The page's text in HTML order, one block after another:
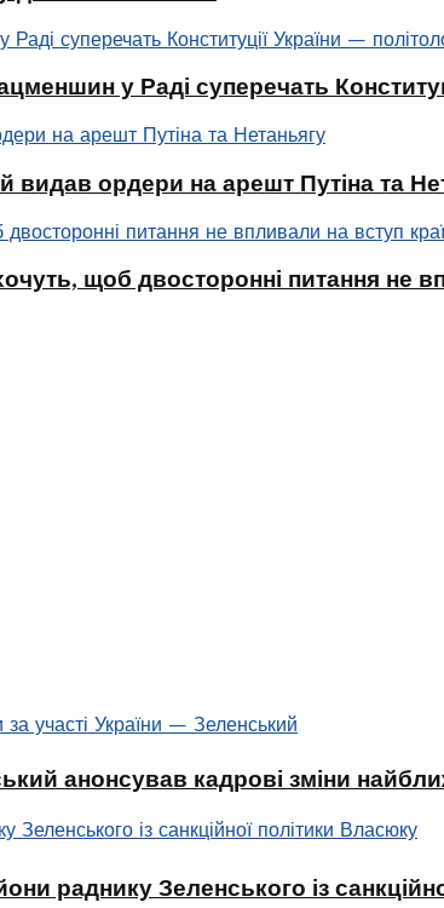
у Раді суперечать
ордери на арешт Путіна та
щоб двосторонні питання не
анонсував кадрові зміни
раднику Зеленського із